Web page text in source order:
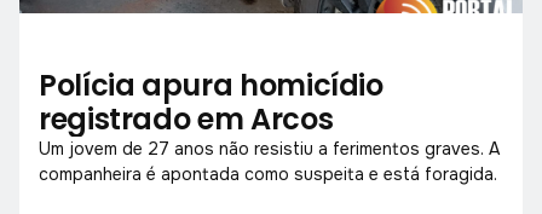
Polícia apura homicídio
registrado em Arcos
Um jovem de 27 anos não resistiu a ferimentos graves. A
companheira é apontada como suspeita e está foragida.